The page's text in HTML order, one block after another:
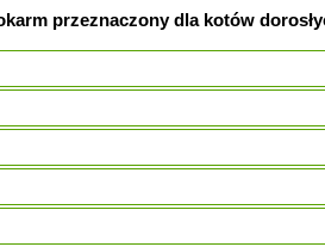
przeznaczony dla kotów